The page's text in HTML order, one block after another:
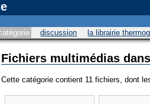
discussion la librairie
Fichiers multimédias
Cette catégorie contient 11 fichiers, dont